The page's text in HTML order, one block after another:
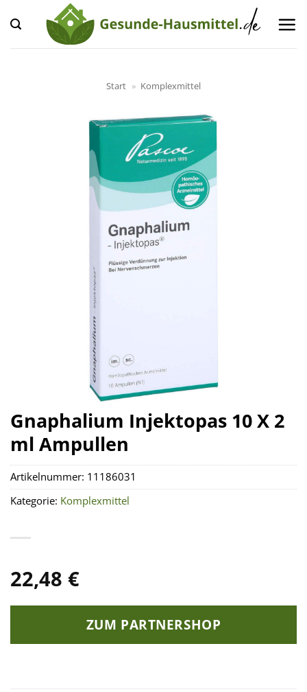
Inhalt
springen
Start » Komplexmittel
Gnaphalium Injektopas 10 X 2
ml Ampullen
22,48 €
ZUM PARTNERSHOP
Artikelnummer: 11186031
Kategorie: Komplexmittel